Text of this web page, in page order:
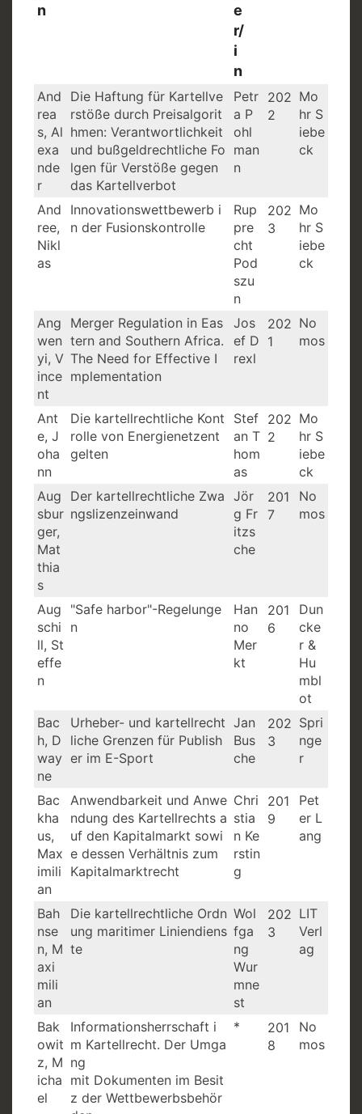
n
e
r/
i
n
A
u
t
o
r/
i
n
Titel
B
e
t
r
e
e
r/
i
n
J
a
V
e
rl
a
And
rea
s, Al
exa
nde
r
Die Haftung für Kartellve
rstöße durch Preisalgorit
hmen: Verantwortlichkeit
und bußgeldrechtliche Fo
lgen für Verstöße gegen
das Kartellverbot
Petr
a P
ohl
man
n
202
2
Mo
hr S
iebe
ck
And
ree,
Nikl
as
Innovationswettbewerb i
n der Fusionskontrolle
Rup
pre
cht
Pod
szu
n
202
3
Mo
hr S
iebe
ck
Ang
wen
yi, V
ince
nt
Merger Regulation in Eas
tern and Southern Africa.
The Need for Effective I
mplementation
Jos
ef D
rexl
202
1
No
mos
Ant
e, J
oha
nn
Die kartellrechtliche Kont
rolle von Energienetzent
gelten
Stef
an T
hom
as
202
2
Mo
hr S
iebe
ck
Aug
sbur
ger,
Mat
thia
s
Der kartellrechtliche Zwa
ngslizenzeinwand
Jör
g Fr
itzs
che
201
7
No
mos
Aug
schi
ll, St
effe
n
"Safe harbor"-Regelunge
n
Han
no
Mer
kt
201
6
Dun
cke
r &
Hu
mbl
ot
Bac
h, D
way
ne
Urheber- und kartellrecht
liche Grenzen für Publish
er im E-Sport
Jan
Bus
che
202
3
Spri
nge
r
Bac
kha
us,
Max
imili
an
Anwendbarkeit und Anwe
ndung des Kartellrechts a
uf den Kapitalmarkt sowi
e dessen Verhältnis zum
Kapitalmarktrecht
Chri
stia
n Ke
rstin
g
201
9
Pet
er L
ang
Bah
nse
n, M
axi
mili
an
Die kartellrechtliche Ordn
ung maritimer Liniendiens
te
Wol
fga
ng
Wur
mne
st
202
3
LIT
Verl
ag
Bak
owit
z, M
icha
el
Informationsherrschaft i
m Kartellrecht. Der Umga
ng
mit Dokumenten im Besit
z der Wettbewerbsbehör
*
201
8
No
mos